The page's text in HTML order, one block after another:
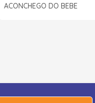
ACONCHEGO DO BEBE